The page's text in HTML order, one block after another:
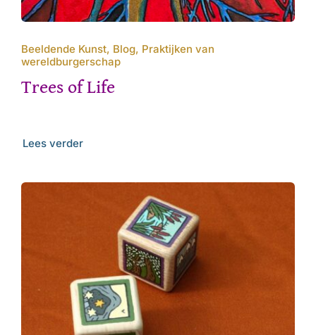
Beeldende Kunst, Blog, Praktijken van
wereldburgerschap
Trees of Life
Lees verder